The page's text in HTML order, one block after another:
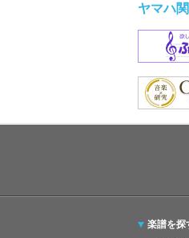
ヤマハ
楽譜を探